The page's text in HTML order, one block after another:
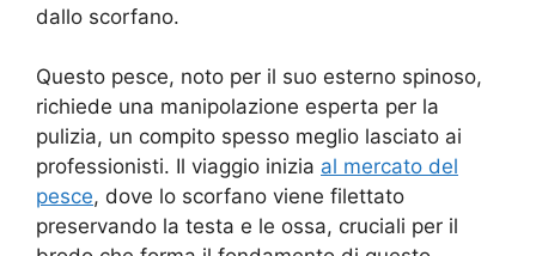
dallo scorfano.
Questo pesce, noto per il suo esterno spinoso,
richiede una manipolazione esperta per la
pulizia, un compito spesso meglio lasciato ai
professionisti. Il viaggio inizia al mercato del
pesce, dove lo scorfano viene filettato
preservando la testa e le ossa, cruciali per il